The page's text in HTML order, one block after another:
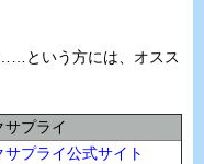
という方には、オスス
サプライ
サプライ公式サイト